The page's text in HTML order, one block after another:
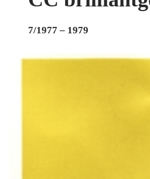
7/1977 – 1979